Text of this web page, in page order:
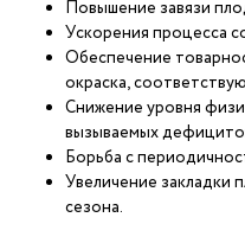
Повышение завязи
Ускорения процесса
Обеспечение
окраска,
Снижение уровня
вызываемых
Борьба с
Увеличение закладки
сезона.